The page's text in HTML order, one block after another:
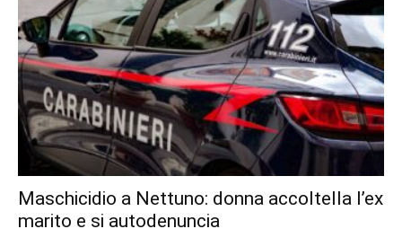
Maschicidio a Nettuno: donna accoltella l’ex
marito e si autodenuncia